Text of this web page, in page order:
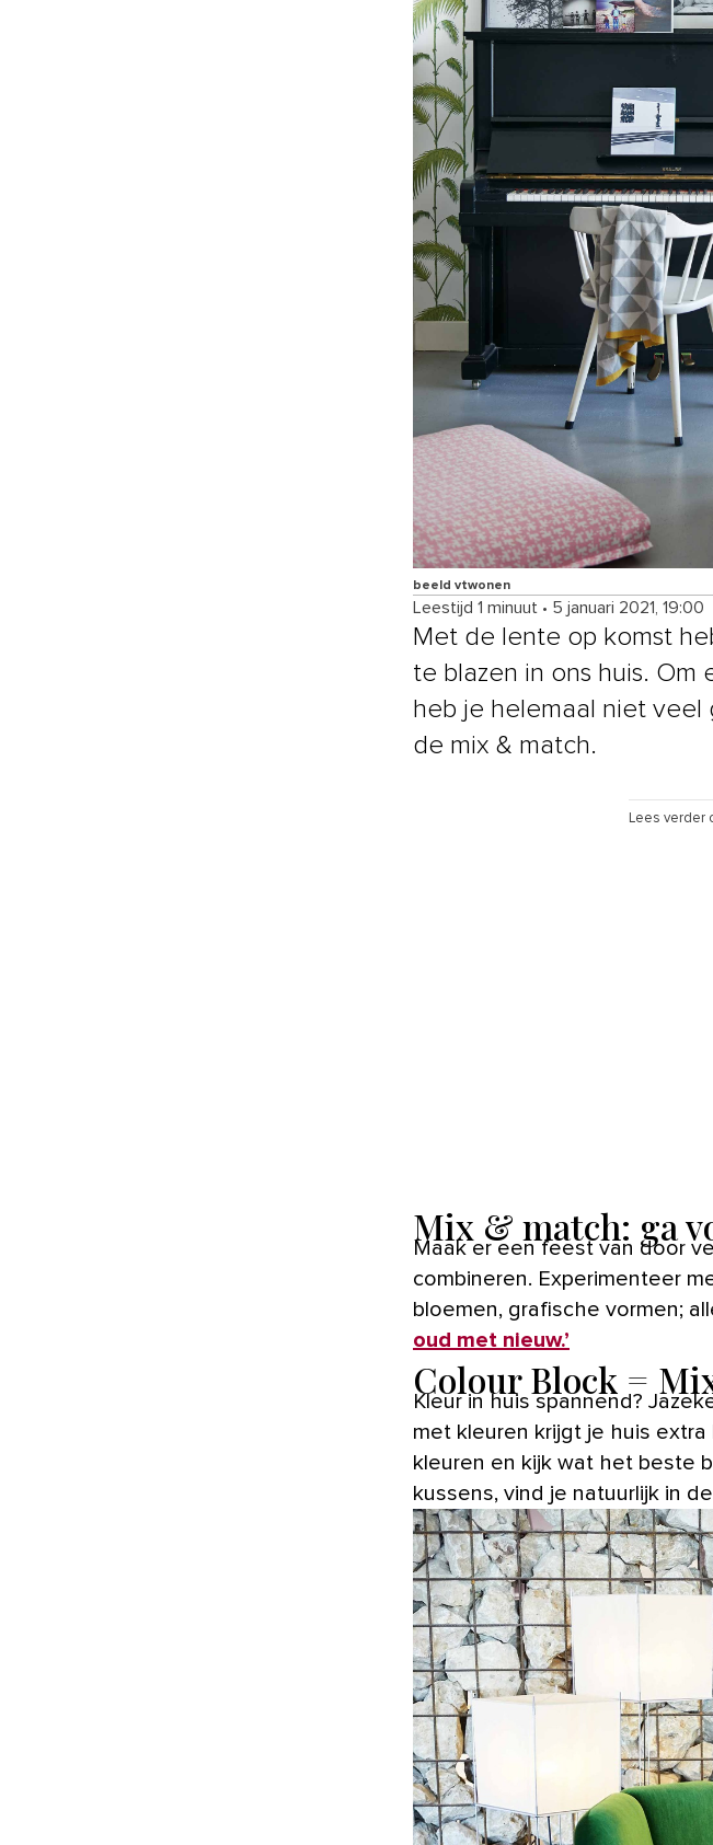
beeld vtwonen
Leestijd 1 minuut • 5 januari 2021, 19:00
Met de lente op komst
te blazen in ons huis.
heb je helemaal niet veel
de mix & match.
Lees verder
Mix & match: ga
Maak er een feest van door verschillende patronen te
combineren. Experimenteer
bloemen, grafische vormen;
oud met nieuw.’
Colour Block =
Kleur in huis spannend?
met kleuren krijgt je huis
kleuren en kijk wat het beste
kussens, vind je natuurlijk in de